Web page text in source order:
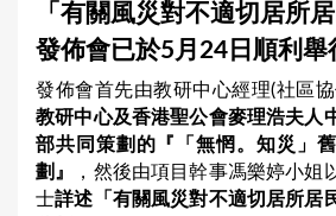
「有關風災對不適切居所
發佈會已於5月24日順利舉
發佈會首先由教研中心經理(社區
教研中心及香港聖公會麥理浩夫人
部共同策劃的『「無惘。知災」
劃』
，然後由項目幹事馮樂婷小姐
士詳述「有關風災對不適切居所居